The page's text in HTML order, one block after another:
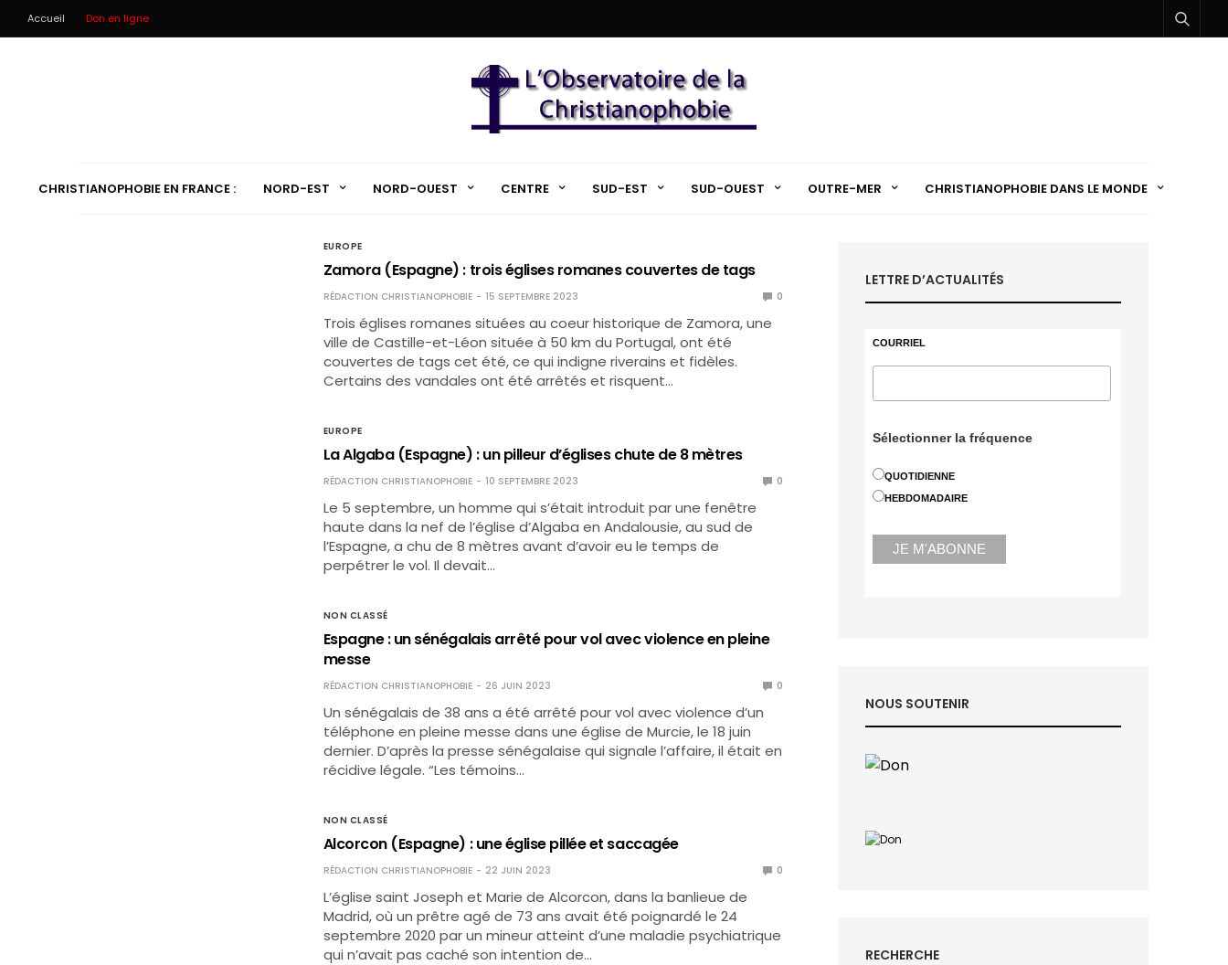
Accueil Don en ligne
CHRISTIANOPHOBIE EN FRANCE : NORD-EST NORD-OUEST CENTRE SUD-EST SUD-OUEST OUTRE-MER CHRISTIANOPHOBIE DANS LE MONDE
EUROPE
Zamora (Espagne) : trois églises romanes couvertes de tags
RÉDACTION CHRISTIANOPHOBIE 15 SEPTEMBRE 2023 0
Trois églises romanes situées au coeur historique de Zamora, une
ville de Castille-et-Léon située à 50 km du Portugal, ont été
couvertes de tags cet été, ce qui indigne riverains et fidèles.
Certains des vandales ont été arrêtés et risquent…
EUROPE
La Algaba (Espagne) : un pilleur d’églises chute de 8 mètres
RÉDACTION CHRISTIANOPHOBIE 10 SEPTEMBRE 2023 0
Le 5 septembre, un homme qui s’était introduit par une fenêtre
haute dans la nef de l’église d’Algaba en Andalousie, au sud de
l’Espagne, a chu de 8 mètres avant d’avoir eu le temps de
perpétrer le vol. Il devait…
NON CLASSÉ
Espagne : un sénégalais arrêté pour vol avec violence en pleine
messe
RÉDACTION CHRISTIANOPHOBIE 26 JUIN 2023 0
Un sénégalais de 38 ans a été arrêté pour vol avec violence d’un
téléphone en pleine messe dans une église de Murcie, le 18 juin
dernier. D’après la presse sénégalaise qui signale l’affaire, il était en
récidive légale. “Les témoins…
NON CLASSÉ
Alcorcon (Espagne) : une église pillée et saccagée
RÉDACTION CHRISTIANOPHOBIE 22 JUIN 2023 0
L’église saint Joseph et Marie de Alcorcon, dans la banlieue de
Madrid, où un prêtre agé de 73 ans avait été poignardé le 24
septembre 2020 par un mineur atteint d’une maladie psychiatrique
qui n’avait pas caché son intention de…
LETTRE D’ACTUALITÉS
COURRIEL
Sélectionner la fréquence
QUOTIDIENNE
HEBDOMADAIRE
NOUS SOUTENIR
RECHERCHE